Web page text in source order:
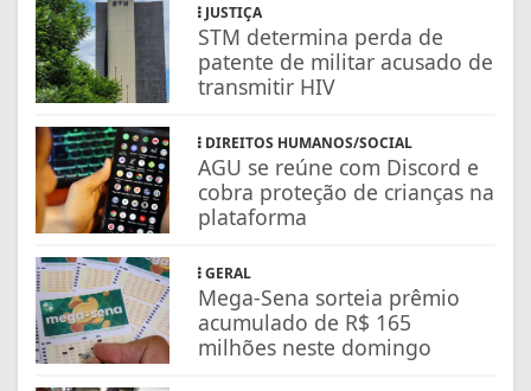
JUSTIÇA
STM determina perda de
patente de militar acusado de
transmitir HIV
DIREITOS HUMANOS/SOCIAL
AGU se reúne com Discord e
cobra proteção de crianças na
plataforma
GERAL
Mega-Sena sorteia prêmio
acumulado de R$ 165
milhões neste domingo